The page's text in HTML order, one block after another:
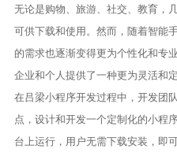
无论是购物、旅游、社交、教育，
可供下载和使用。然而，随着智能
的需求也逐渐变得更为个性化和专
企业和个人提供了一种更为灵活和
在吕梁小程序开发过程中，开发团
点，设计和开发一个定制化的小程
台上运行，用户无需下载安装，即